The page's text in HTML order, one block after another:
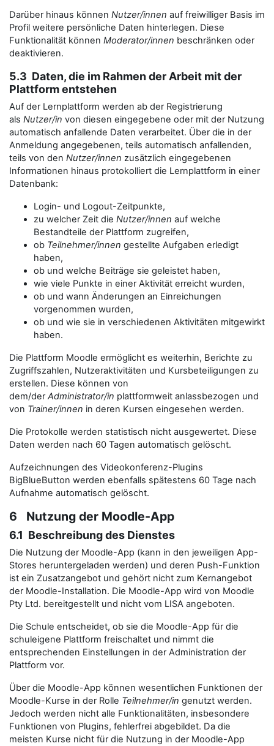
Darüber hinaus können Nutzer/innen auf freiwilliger Basis im
Profil weitere persönliche Daten hinterlegen. Diese
Funktionalität können Moderator/innen beschränken oder
deaktivieren.
5.3 Daten, die im Rahmen der Arbeit mit der
Plattform entstehen
Auf der Lernplattform werden ab der Registrierung
als Nutzer/in von diesen eingegebene oder mit der Nutzung
automatisch anfallende Daten verarbeitet. Über die in der
Anmeldung angegebenen, teils automatisch anfallenden,
teils von den Nutzer/innen zusätzlich eingegebenen
Informationen hinaus protokolliert die Lernplattform in einer
Datenbank:
Login- und Logout-Zeitpunkte,
zu welcher Zeit die Nutzer/innen auf welche
Bestandteile der Plattform zugreifen,
ob Teilnehmer/innen gestellte Aufgaben erledigt
haben,
ob und welche Beiträge sie geleistet haben,
wie viele Punkte in einer Aktivität erreicht wurden,
ob und wann Änderungen an Einreichungen
vorgenommen wurden,
ob und wie sie in verschiedenen Aktivitäten mitgewirkt
haben.
Die Plattform Moodle ermöglicht es weiterhin, Berichte zu
Zugriffszahlen, Nutzeraktivitäten und Kursbeteiligungen zu
erstellen. Diese können von
dem/derAdministrator/in plattformweit anlassbezogen und
von Trainer/innen in deren Kursen eingesehen werden.
Die Protokolle werden statistisch nicht ausgewertet. Diese
Daten werden nach 60 Tagen automatisch gelöscht.
Aufzeichnungen des Videokonferenz-Plugins
BigBlueButton werden ebenfalls spätestens 60 Tage nach
Aufnahme automatisch gelöscht.
6 Nutzung der Moodle-App
6.1 Beschreibung des Dienstes
Die Nutzung der Moodle-App (kann in den jeweiligen App-
Stores heruntergeladen werden) und deren Push-Funktion
ist ein Zusatzangebot und gehört nicht zum Kernangebot
der Moodle-Installation. Die Moodle-App wird von Moodle
Pty Ltd. bereitgestellt und nicht vom LISA angeboten.
Die Schule entscheidet, ob sie die Moodle-App für die
schuleigene Plattform freischaltet und nimmt die
entsprechenden Einstellungen in der Administration der
Plattform vor.
Über die Moodle-App können wesentlichen Funktionen der
Moodle-Kurse in der Rolle Teilnehmer/in genutzt werden.
Jedoch werden nicht alle Funktionalitäten, insbesondere
Funktionen von Plugins, fehlerfrei abgebildet. Da die
meisten Kurse nicht für die Nutzung in der Moodle-App